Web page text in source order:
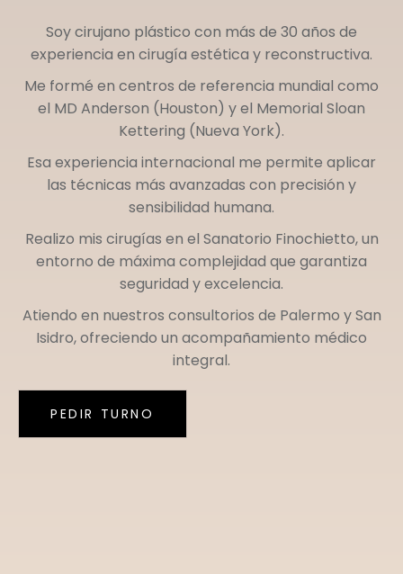
Soy cirujano plástico con más de 30 años de
experiencia en cirugía estética y reconstructiva.
Me formé en centros de referencia mundial como
el MD Anderson (Houston) y el Memorial Sloan
Kettering (Nueva York).
Esa experiencia internacional me permite aplicar
las técnicas más avanzadas con precisión y
sensibilidad humana.
Realizo mis cirugías en el Sanatorio Finochietto, un
entorno de máxima complejidad que garantiza
seguridad y excelencia.
Atiendo en nuestros consultorios de Palermo ySan
Isidro, ofreciendo un acompañamiento médico
integral.
PEDIR TURNO